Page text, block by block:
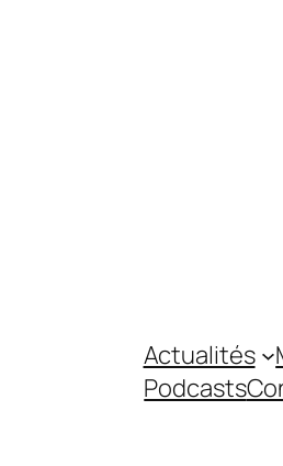
Actualités
Podcasts